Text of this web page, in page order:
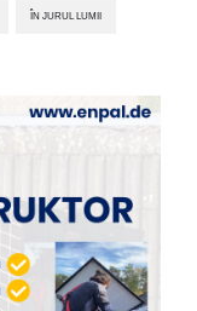
ÎN JURUL LUMII